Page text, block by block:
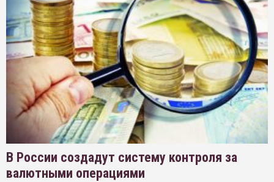
В России создадут систему контроля за
валютными операциями